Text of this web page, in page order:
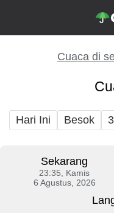
Cuaca di
Hari Ini Besok
Sekarang
23:35, Kamis
6 Agustus, 2026